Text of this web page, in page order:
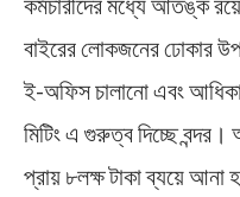
বাইরের লোকজনের ঢোকার
ই-অফিস চালানো এবং
মিটিং এ গুরুত্ব দিচ্ছে
প্রায় ৮লক্ষ টাকা ব্যয়ে আনা